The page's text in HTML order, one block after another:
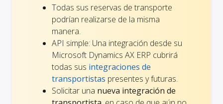
Todas sus reservas de transporte
podrían realizarse de la misma
manera.
API simple: Una integración desde su
Microsoft Dynamics AX ERP cubrirá
todas sus integraciones de
transportistas presentes y futuras.
Solicitar una nueva integración de